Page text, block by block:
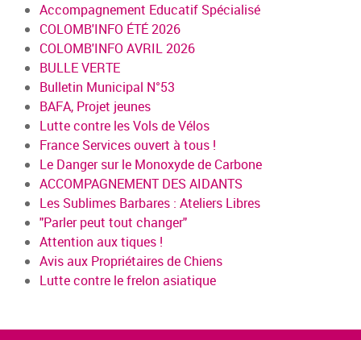
Accompagnement Educatif Spécialisé
COLOMB'INFO ÉTÉ 2026
COLOMB'INFO AVRIL 2026
BULLE VERTE
Bulletin Municipal N°53
BAFA, Projet jeunes
Lutte contre les Vols de Vélos
France Services ouvert à tous !
Le Danger sur le Monoxyde de Carbone
ACCOMPAGNEMENT DES AIDANTS
Les Sublimes Barbares : Ateliers Libres
"Parler peut tout changer"
Attention aux tiques !
Avis aux Propriétaires de Chiens
Lutte contre le frelon asiatique